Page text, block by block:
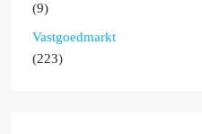
(9)
Vastgoedmarkt
(223)